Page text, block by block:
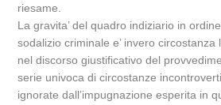
riesame.
La gravita’ del quadro indiziario in
sodalizio criminale e’ invero circostanza
nel discorso giustificativo del
serie univoca di circostanze
ignorate dall’impugnazione esperita in